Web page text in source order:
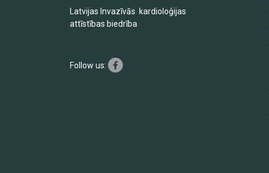
Latvijas Invazīvās kardioloģijas
attīstības biedrība
Follow us: